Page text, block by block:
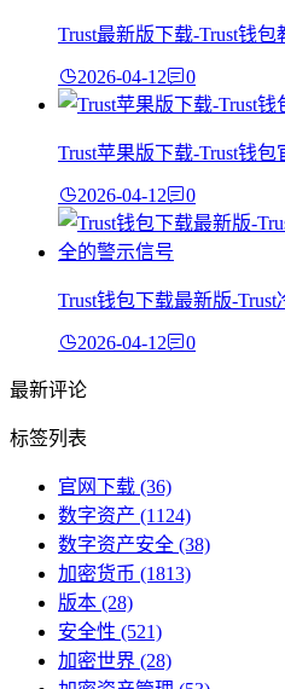
Trust最新版下载-Trust钱
2026-04-12 0
Trust苹果版下载-Trust钱
2026-04-12 0
Trust钱包下载最新版-
2026-04-12 0
最新评论
标签列表
官网下载 (36)
数字资产 (1124)
数字资产安全 (38)
加密货币 (1813)
版本 (28)
安全性 (521)
加密世界 (28)